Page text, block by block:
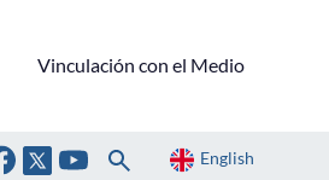
Vinculación con el Medio
English